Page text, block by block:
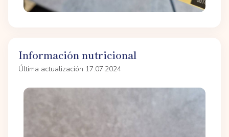
Información nutricional
Última actualización 17.07.2024